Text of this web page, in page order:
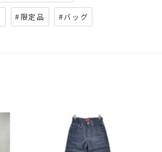
#限定品 #バッグ